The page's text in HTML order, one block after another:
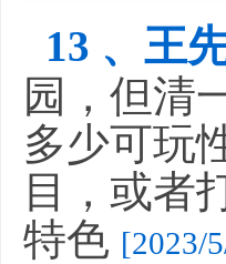
13 、王
园，但清
多少可玩
目，或者
特色 [2023/